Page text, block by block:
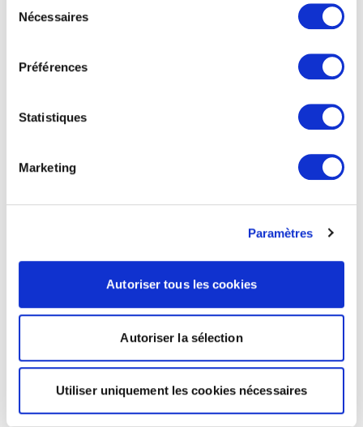
Nécessaires
Préférences
Statistiques
Marketing
Paramètres
Autoriser tous les cookies
Autoriser la sélection
Utiliser uniquement les cookies nécessaires